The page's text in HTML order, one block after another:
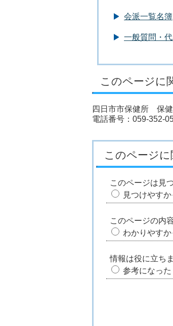
会派一覧名簿
一般質問・
このページに
四日市市保健所 保
電話番号：059-352-
このページ
このページは見
見つけやすか
このページの内
わかりやすか
情報は役に立ち
参考になった